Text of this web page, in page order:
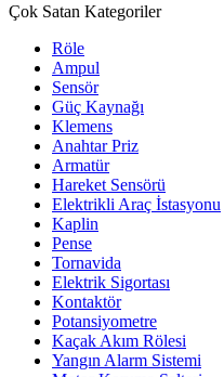
Çok Satan Kategoriler
Röle
Ampul
Sensör
Güç Kaynağı
Klemens
Anahtar Priz
Armatür
Hareket Sensörü
Elektrikli Araç İstasyonu
Kaplin
Pense
Tornavida
Elektrik Sigortası
Kontaktör
Potansiyometre
Kaçak Akım Rölesi
Yangın Alarm Sistemi